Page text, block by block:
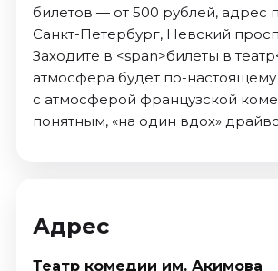
билетов — от 500 рублей, адрес
Санкт-Петербург, Невский
Заходите в <span>билеты в
атмосфера будет по-настоящему
с атмосферой французской
понятным, «на один вдох»
Адрес
Театр комедии им. Акимова